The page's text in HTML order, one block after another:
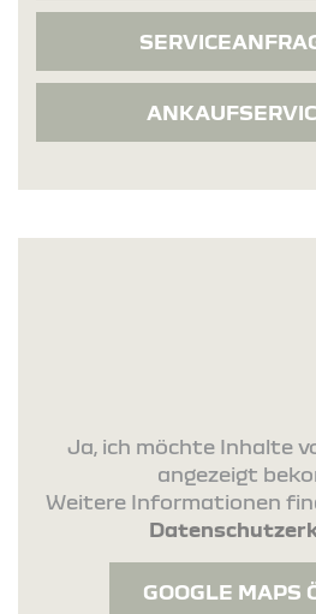
Ja, ich möchte Inhalte
angezeigt
Weitere Informationen
GOOGLE MAPS